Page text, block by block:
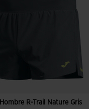
R-Trail Nature Gris